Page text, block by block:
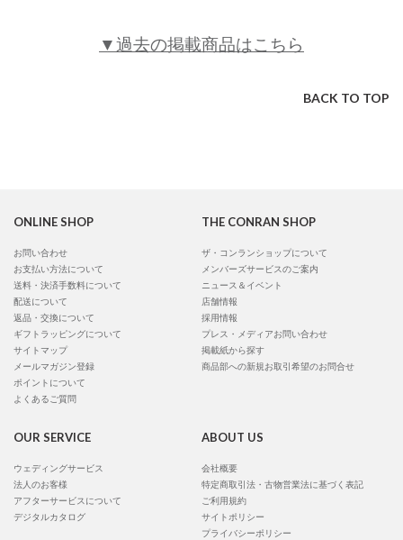
▼過去の掲載商品はこちら
BACK TO TOP
ONLINE SHOP
お問い合わせ
お支払い方法について
送料・決済手数料について
配送について
返品・交換について
ギフトラッピングについて
サイトマップ
メールマガジン登録
ポイントについて
よくあるご質問
THE CONRAN SHOP
ザ・コンランショップについて
メンバーズサービスのご案内
ニュース＆イベント
店舗情報
採用情報
プレス・メディアお問い合わせ
掲載紙から探す
商品部への新規お取引希望のお問合せ
OUR SERVICE
ウェディングサービス
法人のお客様
アフターサービスについて
デジタルカタログ
ABOUT US
会社概要
特定商取引法・古物営業法に基づく表記
ご利用規約
サイトポリシー
プライバシーポリシー